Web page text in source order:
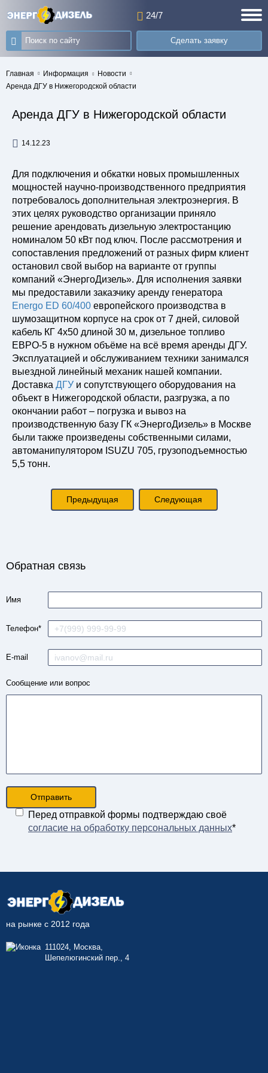
24/7
Сделать заявку
Главная Информация
Новости
Аренда ДГУ в Нижегородской области
Аренда ДГУ в Нижегородской области
14.12.23
Для подключения и обкатки новых промышленных
мощностей научно-производственного предприятия
потребовалось дополнительная электроэнергия. В
этих целях руководство организации приняло
решение арендовать дизельную электростанцию
номиналом 50 кВт под ключ. После рассмотрения и
сопоставления предложений от разных фирм клиент
остановил свой выбор на варианте от группы
компаний «ЭнергоДизель». Для исполнения заявки
мы предоставили заказчику аренду генератора
Energo ED 60/400 европейского производства в
шумозащитном корпусе на срок от 7 дней, силовой
кабель КГ 4х50 длиной 30 м, дизельное топливо
ЕВРО-5 в нужном объёме на всё время аренды ДГУ.
Эксплуатацией и обслуживанием техники занимался
выездной линейный механик нашей компании.
Доставка ДГУ и сопутствующего оборудования на
объект в Нижегородской области, разгрузка, а по
окончании работ – погрузка и вывоз на
производственную базу ГК «ЭнергоДизель» в Москве
были также произведены собственными силами,
автоманипулятором ISUZU 705, грузоподъемностью
5,5 тонн.
Предыдущая Следующая
Обратная связь
Имя
Телефон*
E-mail
Сообщение или вопрос
Отправить
Перед отправкой формы подтверждаю своё
согласие на обработку персональных данных*
на рынке с 2012 года
111024, Москва,
Шепелюгинский пер., 4